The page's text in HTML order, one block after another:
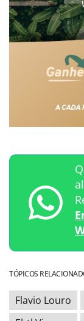
TÓPICOS
Flavio Louro